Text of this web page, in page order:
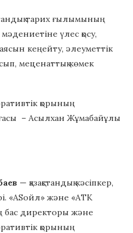
тарих ғылымының
үлес қосу,
кеңейту, әлеуметтік
меценаттық көмек
қорының
– Асылхан Жұмабайұлы
— қазақстандық кәсіпкер,
«АSойл» және «АТК
директоры және
қорының